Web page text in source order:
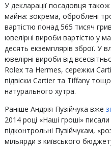
У декларації посадовця
майна: зокрема, оброблені
вартістю понад 565 тисяч
ювелірні вироби вартістю у
десять екземплярів зброї. У
ювелірні вироби від
Rolex та Hermes, сережки
підвіски Cartier та Tiffany
натурального хутра.
Раніше Андрія Пузійчука вже
2014 році «Наші гроші»
підконтрольні Пузійчукам,
мільярди з київського